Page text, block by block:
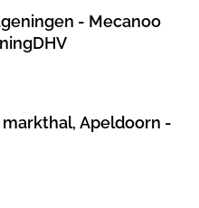
- Mecanoo
Apeldoorn -